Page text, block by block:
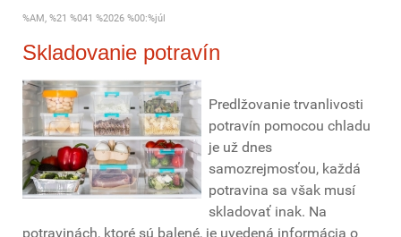
%AM, %21 %041 %2026 %00:%júl
Skladovanie potravín
Predlžovanie trvanlivosti
potravín pomocou chladu
je už dnes
samozrejmosťou, každá
potravina sa však musí
skladovať inak. Na
potravinách, ktoré sú balené, je uvedená informácia o